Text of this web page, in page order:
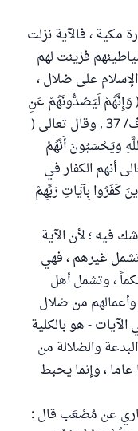
، فالآية نزلت
فزينت لهم
على ضلال ،
وَإِنَّهُمْ لَيَصُدُّونَهُمْ عَنِ
السَّبِيلِ وَيَحْسَبُونَ أَنَّهُمْ مُهْتَدُونَ ) الزخرف/ 37 , وقال تعالى (
وَيَحْسَبُونَ أَنَّهُمْ
الله تعالى أنهم الكفار في
كَفَرُوا بِآيَاتِ رَبِّهِمْ
فيه ؛ لأن الآية
تشمل غيرهم ، فهي
، وتشمل أهل
من ضلال
- هو بالكلية
والضلالة من
، وإنما يحبط
عن مُصْعَب قال :